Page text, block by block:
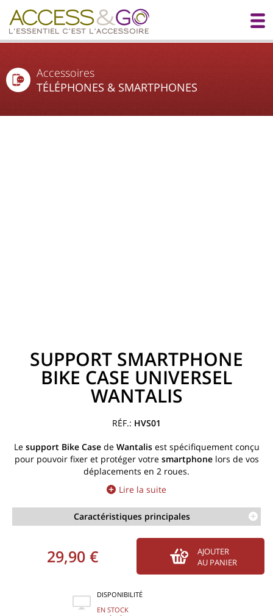
Accessoires
TÉLÉPHONES & SMARTPHONES
SUPPORT SMARTPHONE
BIKE CASE UNIVERSEL
WANTALIS
HVS01
Le support Bike Case de Wantalisest spécifiquement conçu
pour pouvoir fixer et protéger votre smartphonelors de vos
déplacements en 2 roues.
Lire la suite
Caractéristiques principales
29,90 €
AJOUTER
AU PANIER
DISPONIBILITÉ
EN STOCK